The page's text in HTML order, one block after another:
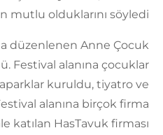
mutlu olduklarını söyledi.
düzenlenen Anne Çocuk
Festival alanına çocuklar
kuruldu, tiyatro ve
alanına birçok firma
katılan HasTavuk firması